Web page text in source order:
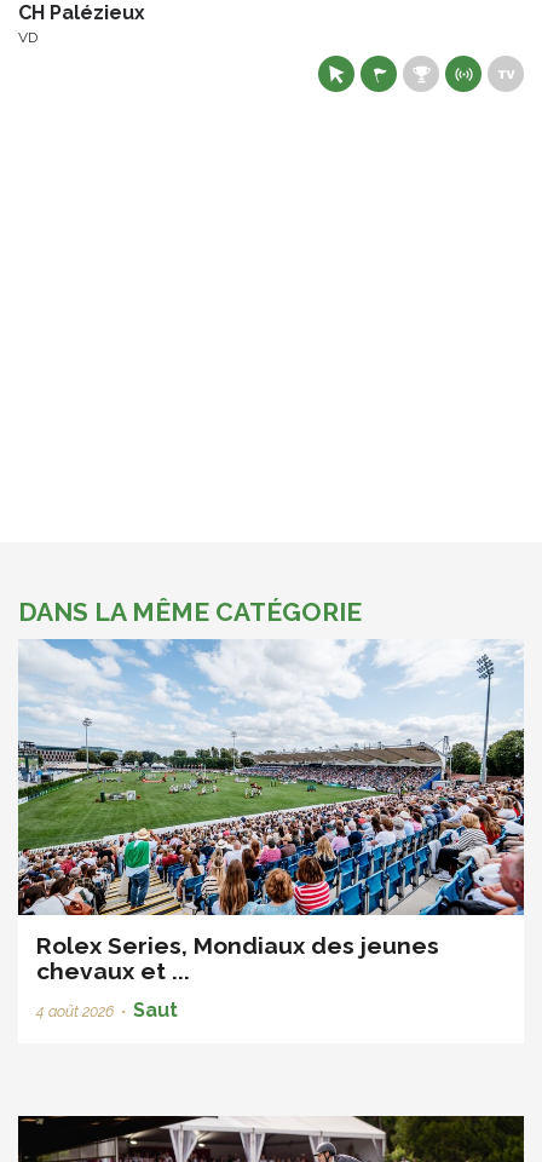
CH Palézieux
VD
DANS LA MÊME CATÉGORIE
Rolex Series, Mondiaux des jeunes
chevaux et ...
4 août 2026 • Saut